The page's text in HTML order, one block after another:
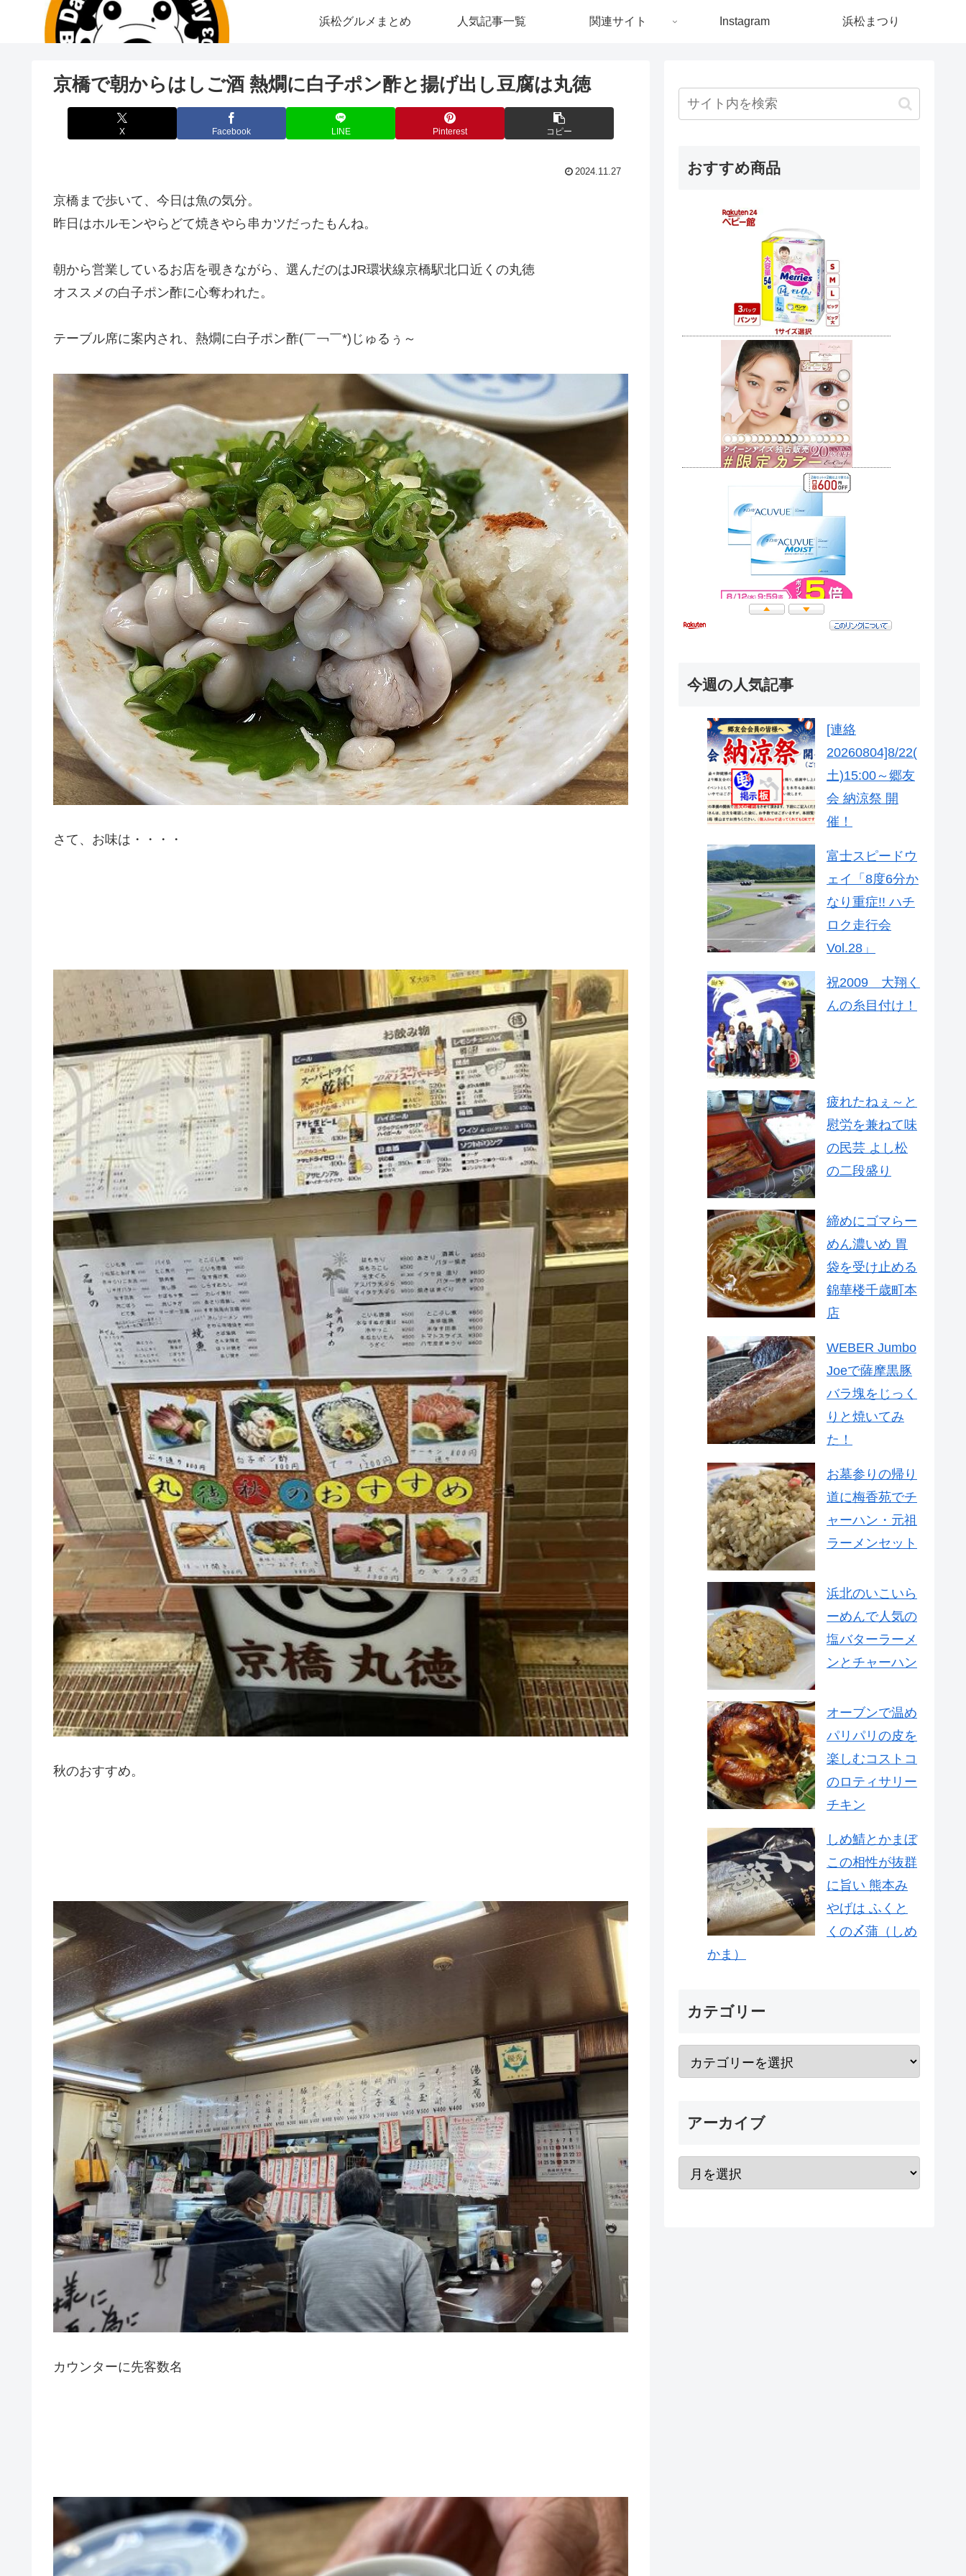
浜松グルメまとめ 人気記事一覧 関連サイト Instagram 浜松まつり
京橋で朝からはしご酒 熱燗に白子ポン酢と揚げ出し豆腐は丸徳
X Facebook LINE Pinterest コピー
2024.11.27
京橋まで歩いて、今日は魚の気分。
昨日はホルモンやらどて焼きやら串カツだったもんね。
朝から営業しているお店を覗きながら、選んだのはJR環状線京橋駅北口近くの丸徳
オススメの白子ポン酢に心奪われた。
テーブル席に案内され、熱燗に白子ポン酢(￣￢￣*)じゅるぅ～
さて、お味は・・・・
秋のおすすめ。
カウンターに先客数名
おすすめ商品
今週の人気記事
[連絡
20260804]8/22(
土)15:00～郷友
会 納涼祭 開
催！
富士スピードウ
ェイ「8度6分か
なり重症!! ハチ
ロク走行会
Vol.28」
祝2009 大翔く
んの糸目付け！
疲れたねぇ～と
慰労を兼ねて味
の民芸 よし松
の二段盛り
締めにゴマらー
めん濃いめ 胃
袋を受け止める
錦華楼千歳町本
店
WEBER Jumbo
Joeで薩摩黒豚
バラ塊をじっく
りと焼いてみ
た！
お墓参りの帰り
道に梅香苑でチ
ャーハン・元祖
ラーメンセット
浜北のいこいら
ーめんで人気の
塩バターラーメ
ンとチャーハン
オーブンで温め
パリパリの皮を
楽しむコストコ
のロティサリー
チキン
しめ鯖とかまぼ
この相性が抜群
に旨い 熊本み
やげは ふくと
くの〆蒲（しめ
かま）
カテゴリー
アーカイブ